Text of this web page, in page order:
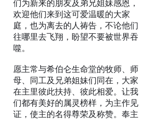
们为新来的朋友及弟兄姐妹感恩，
欢迎他们来到这可爱温暖的大家
庭，也为离去的人祷告，不论他们
往哪里去飞翔，盼望不要被世界吞
噬。
愿主常与希伯仑生命堂的牧师、师
母、同工及兄弟姐妹们同在，大家
在主里彼此扶持、彼此相爱。让我
们都有美好的属灵榜样，为主作见
证，使主的名得尊荣及称赞。奉主